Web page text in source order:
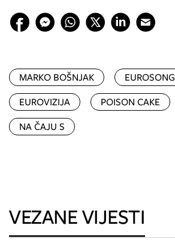
MARKO BOŠNJAK
EUROSONG
EUROVIZIJA
POISON CAKE
NA ČAJU S
VEZANE VIJESTI